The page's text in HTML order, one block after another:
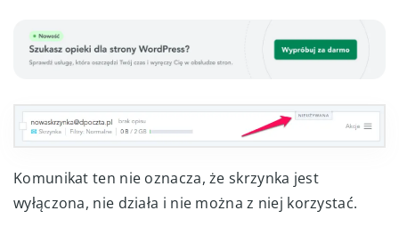
Komunikat ten nie oznacza, że skrzynka jest
wyłączona, nie działa i nie można z niej korzystać.